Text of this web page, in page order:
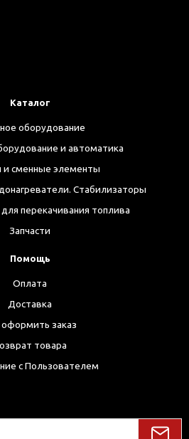
Каталог
оборудование
и автоматика
сменные элементы
Стабилизаторы
перекачивания топлива
Запчасти
Помощь
Оплата
Доставка
оформить заказ
товара
с Пользователем